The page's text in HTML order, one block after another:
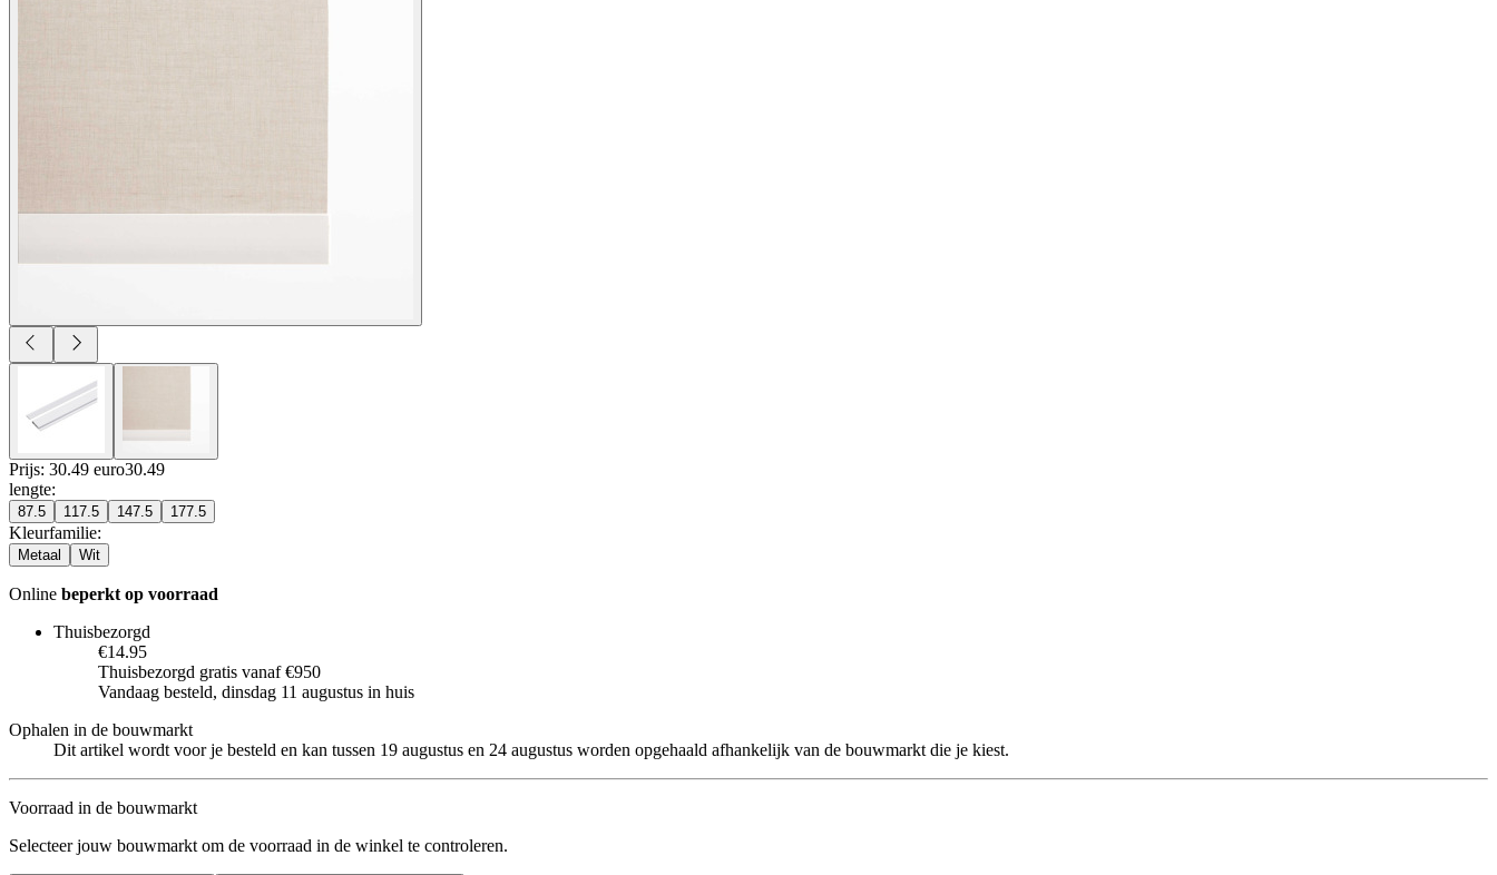
Prijs: 30.49 euro30.49
lengte:
87.5 117.5 147.5 177.5
Kleurfamilie:
Metaal Wit
Online beperkt op voorraad
Thuisbezorgd
€14.95
Thuisbezorgd gratis vanaf €950
Vandaag besteld, dinsdag 11 augustus in huis
Ophalen in de bouwmarkt
Dit artikel wordt voor je besteld en kan tussen 19 augustus en 24 augustus worden opgehaald afhankelijk van de bouwmarkt die je kiest.
Voorraad in de bouwmarkt
Selecteer jouw bouwmarkt om de voorraad in de winkel te controleren.